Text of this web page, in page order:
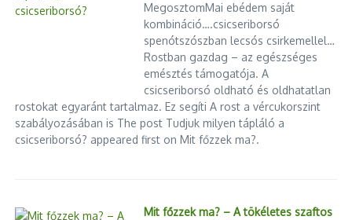
MegosztomMai ebédem saját
kombináció….csicseriborsó
spenótszószban lecsós csirkemellel…
Rostban gazdag – az egészséges
emésztés támogatója. A
csicseriborsó oldható és oldhatatlan
rostokat egyaránt tartalmaz. Ez segíti A rost a vércukorszint
szabályozásában is The post Tudjuk milyen tápláló a
csicseriborsó? appeared first on Mit főzzek ma?.
Mit főzzek ma? – A tökéletes szaftos